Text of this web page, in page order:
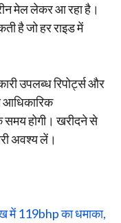
मेल लेकर आ रहा है।
है जो हर राइड में
उपलब्ध रिपोर्ट्स और
आधिकारिक
होगी। खरीदने से
अवश्य लें।
में 119bhp का धमाका,